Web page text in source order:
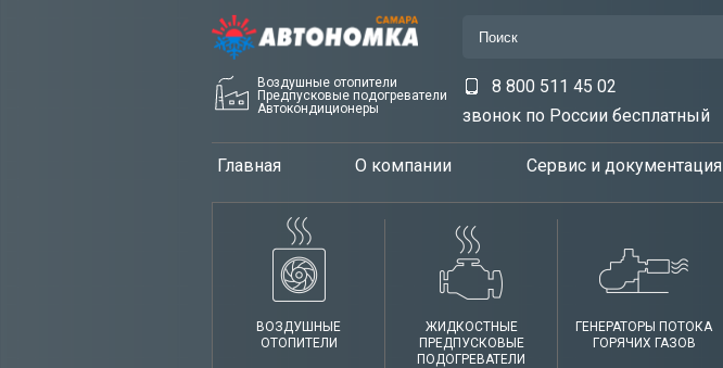
Воздушные отопители
Предпусковые подогреватели
Автокондиционеры
8 800 511 45 02
звонок по России бесплатный
Главная О компании Сервис и документация
ВОЗДУШНЫЕ
ОТОПИТЕЛИ
ЖИДКОСТНЫЕ
ПРЕДПУСКОВЫЕ
ПОДОГРЕВАТЕЛИ
ГЕНЕРАТОРЫ ПОТОКА
ГОРЯЧИХ ГАЗОВ